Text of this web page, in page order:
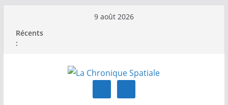
contenu
9 août 2026
Récents
: